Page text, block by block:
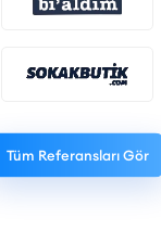
Tüm Referansları Gör